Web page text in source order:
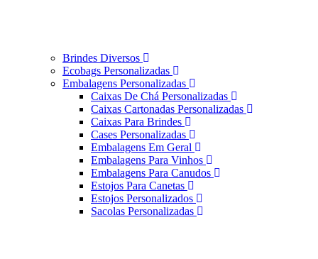
Brindes Diversos
Ecobags Personalizadas
Embalagens Personalizadas
Caixas De Chá Personalizadas
Caixas Cartonadas Personalizadas
Caixas Para Brindes
Cases Personalizadas
Embalagens Em Geral
Embalagens Para Vinhos
Embalagens Para Canudos
Estojos Para Canetas
Estojos Personalizados
Sacolas Personalizadas